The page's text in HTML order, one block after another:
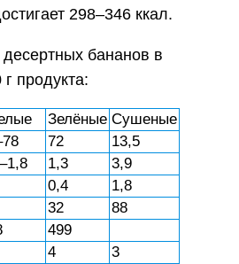
298–346 ккал.
бананов в
продукта:
Зелёные Сушеные
72
13,5
1,3
3,9
0,4
1,8
32
88
499
4
3